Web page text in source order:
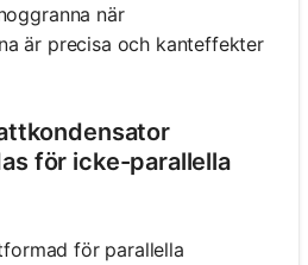
när
är precisa och kanteffekter
för icke-parallella
för parallella